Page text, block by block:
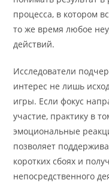
процесса, в котором
то же время любое
действий.
Исследователи
интерес не лишь
игры. Если фокус
участие, практику в
эмоциональные
позволяет
коротких сбоях и
непосредственного